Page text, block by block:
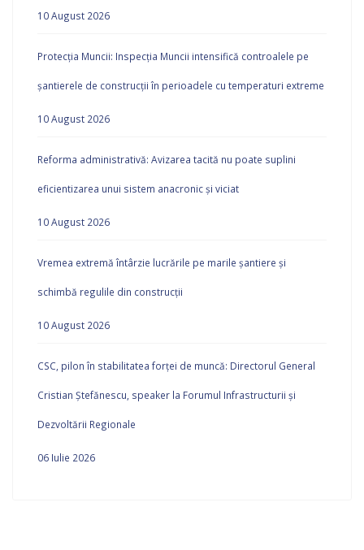
10 August 2026
Protecția Muncii: Inspecția Muncii intensifică controalele pe
șantierele de construcții în perioadele cu temperaturi extreme
10 August 2026
Reforma administrativă: Avizarea tacită nu poate suplini
eficientizarea unui sistem anacronic și viciat
10 August 2026
Vremea extremă întârzie lucrările pe marile șantiere și
schimbă regulile din construcții
10 August 2026
CSC, pilon în stabilitatea forței de muncă: Directorul General
Cristian Ștefănescu, speaker la Forumul Infrastructurii și
Dezvoltării Regionale
06 Iulie 2026